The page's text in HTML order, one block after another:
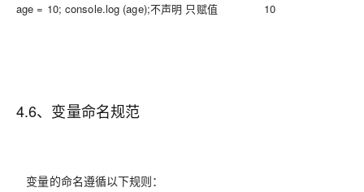
age = 10; console.log (age);不声明 只赋值 10
4.6、变量命名规范
变量的命名遵循以下规则：